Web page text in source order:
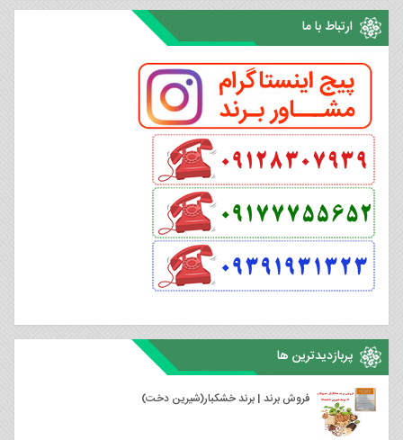
ارتباط با ما
پربازدیدترین ها
فروش برند | برند خشکبار(شیرین دخت)